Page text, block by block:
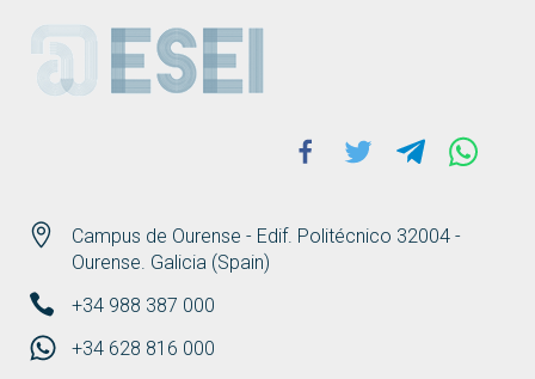
ESEI
Campus de Ourense - Edif. Politécnico 32004 -
Ourense. Galicia (Spain)
+34 988 387 000
+34 628 816 000
Facebook
Twitter Telegram